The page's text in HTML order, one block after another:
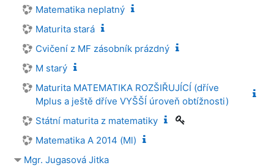
Matematika neplatný
Maturita stará
Cvičení z MF zásobník prázdný
M starý
Maturita MATEMATIKA ROZŠIŘUJÍCÍ (dříve
Mplus a ještě dříve VYŠŠÍ úroveň obtížnosti)
Státní maturita z matematiky
Matematika A 2014 (Ml)
Mgr. Jugasová Jitka